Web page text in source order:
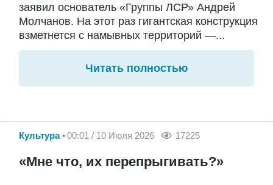
заявил основатель «Группы ЛСР» Андрей
Молчанов. На этот раз гигантская конструкция
взметнется с намывных территорий —...
Читать полностью
Культура 00:01 / 10 Июля 2026 17225
«Мне что, их перепрыгивать?»